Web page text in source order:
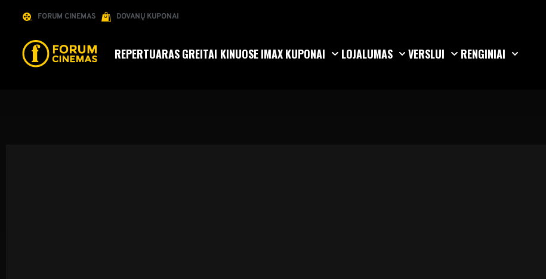
FORUM CINEMAS DOVANŲ KUPONAI
REPERTUARASGREITAI KINUOSEIMAXKUPONAI LOJALUMAS VERSLUI RENGINIAI